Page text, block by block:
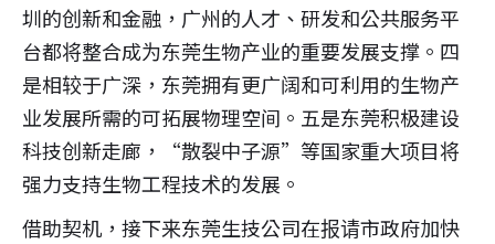
圳的创新和金融，广州的人才、研发和公共服务平
台都将整合成为东莞生物产业的重要发展支撑。四
是相较于广深，东莞拥有更广阔和可利用的生物产
业发展所需的可拓展物理空间。五是东莞积极建设
科技创新走廊，“散裂中子源”等国家重大项目将
强力支持生物工程技术的发展。
借助契机，接下来东莞生技公司在报请市政府加快